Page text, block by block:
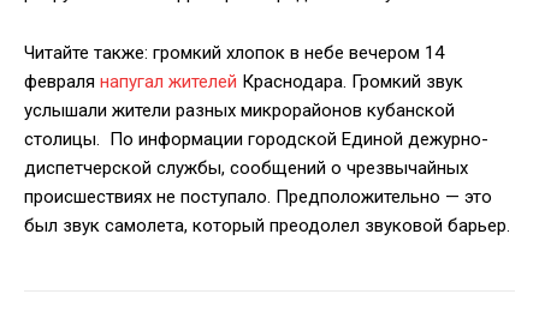
Читайте также: громкий хлопок в небе вечером 14
февраля напугал жителей Краснодара. Громкий звук
услышали жители разных микрорайонов кубанской
столицы. По информации городской Единой дежурно-
диспетчерской службы, сообщений о чрезвычайных
происшествиях не поступало. Предположительно — это
был звук самолета, который преодолел звуковой барьер.